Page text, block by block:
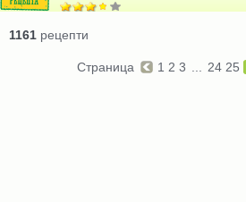
1161 рецепти
Страница 1 2 3 24 25